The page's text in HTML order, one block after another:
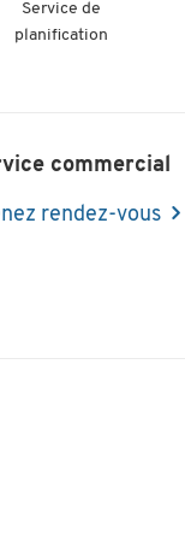
Service de
planification
commercial
rendez-vous